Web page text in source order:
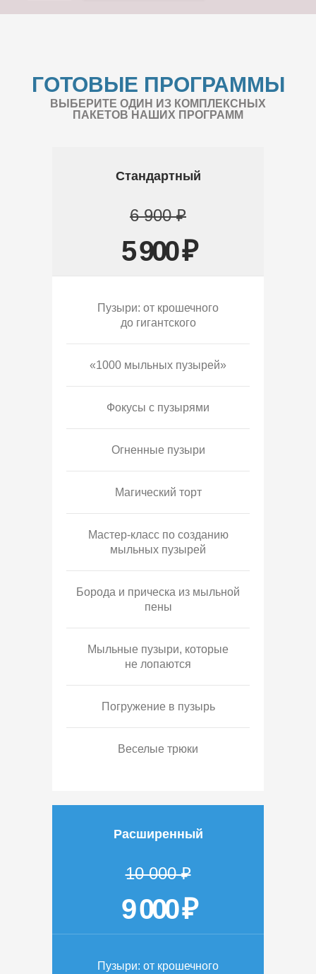
ГОТОВЫЕ ПРОГРАММЫ
ВЫБЕРИТЕ ОДИН ИЗ КОМПЛЕКСНЫХ
ПАКЕТОВ НАШИХ ПРОГРАММ
Стандартный
6 900 ₽
5 900 ₽
Пузыри: от крошечного
до гигантского
«1000 мыльных пузырей»
Фокусы с пузырями
Огненные пузыри
Магический торт
Мастер-класс по созданию
мыльных пузырей
Борода и прическа из мыльной
пены
Мыльные пузыри, которые
не лопаются
Погружение в пузырь
Веселые трюки
Расширенный
10 000 ₽
9 000 ₽
Пузыри: от крошечного